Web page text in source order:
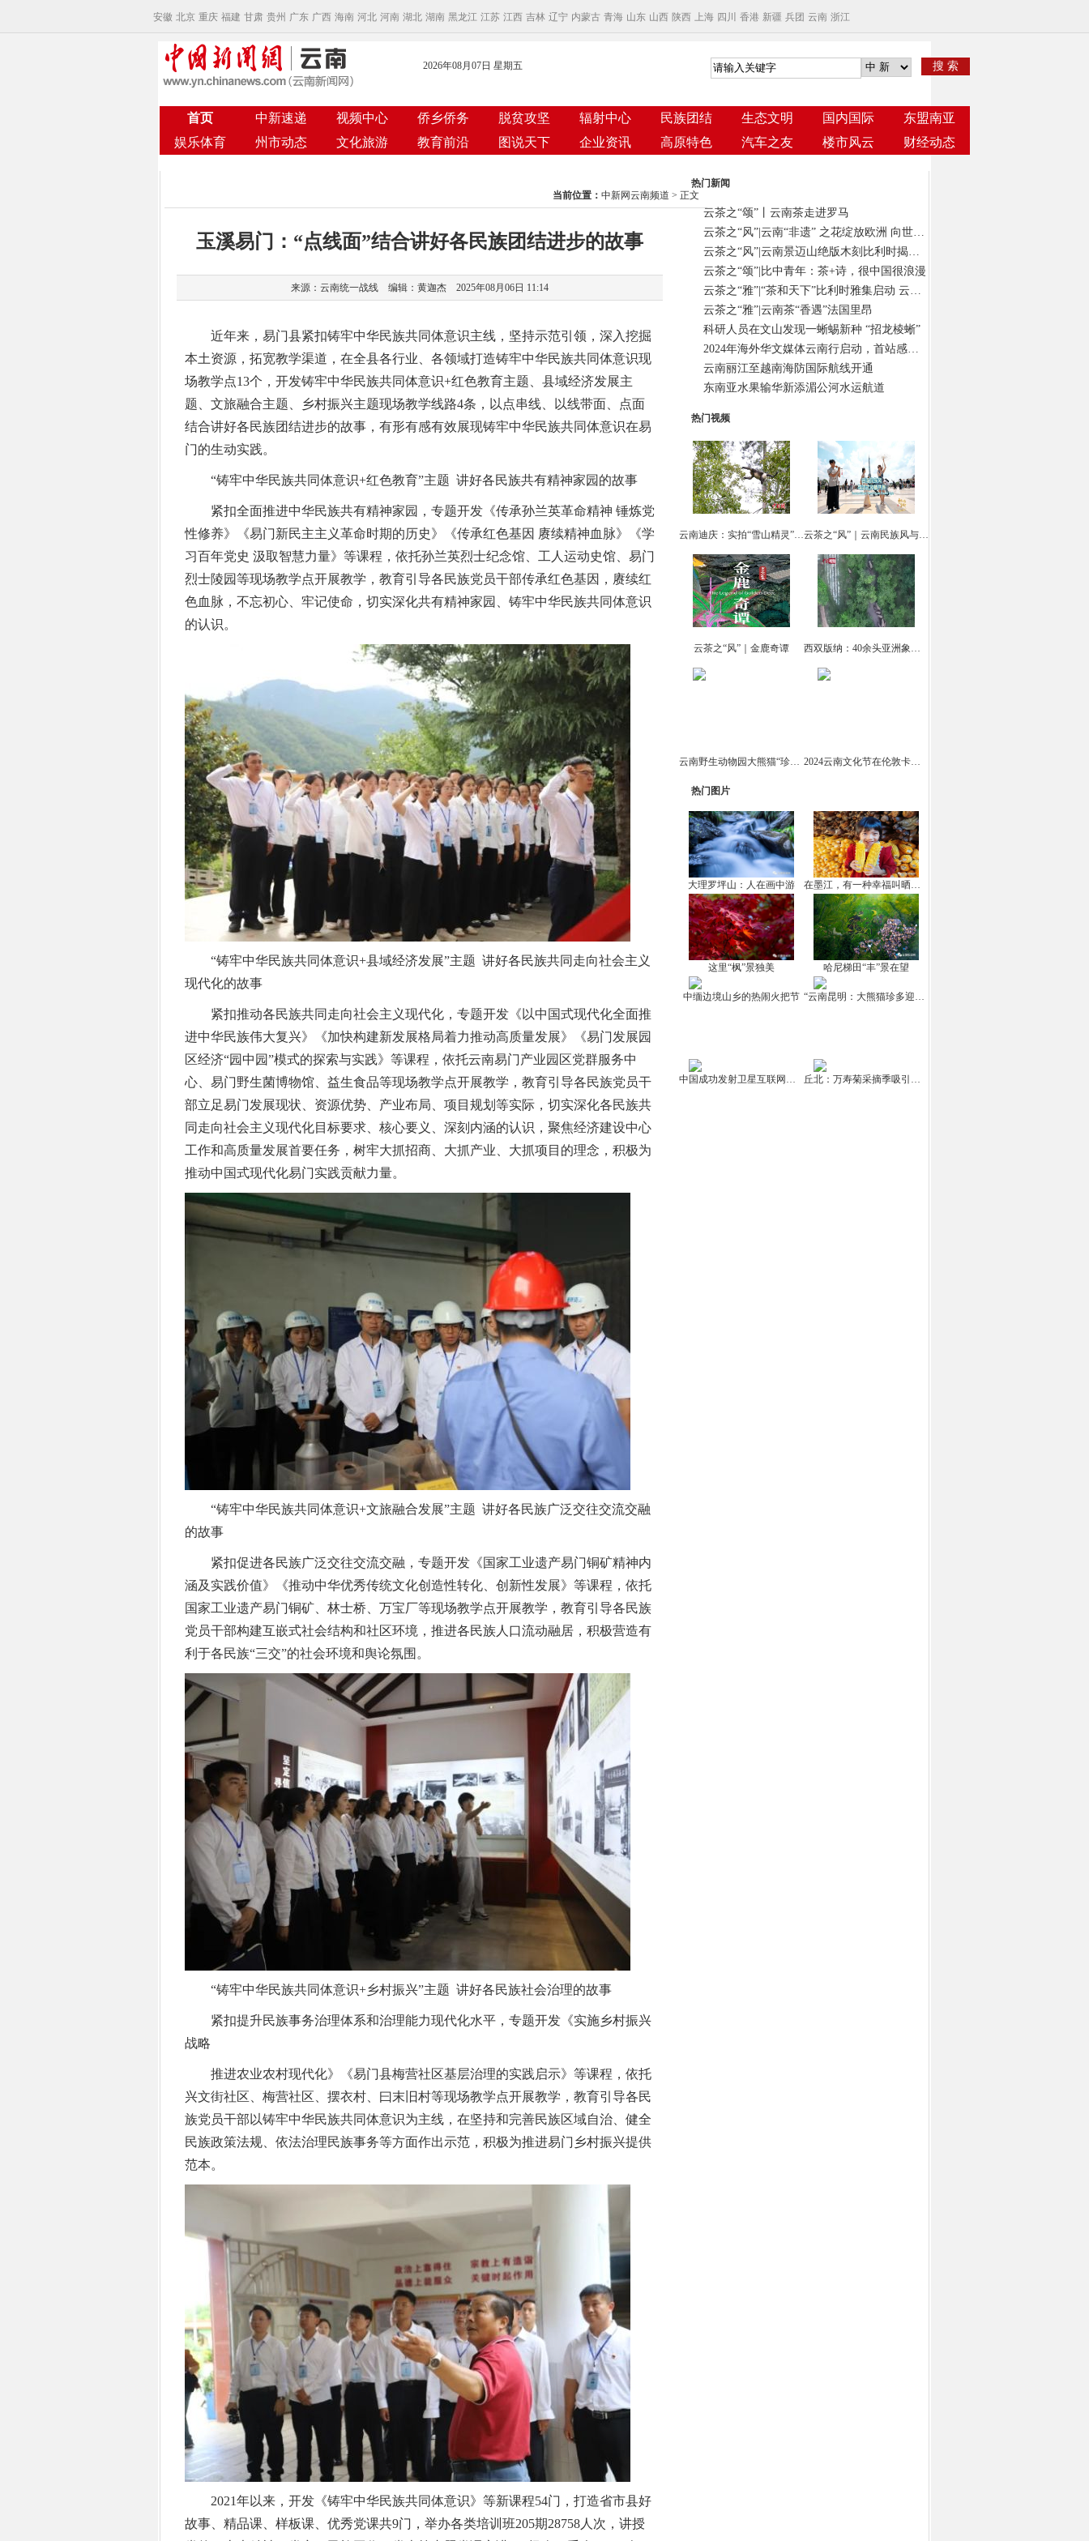
安徽 北京 重庆 福建 甘肃 贵州 广东 广西 海南 河北 河南 湖北 湖南 黑龙江 江苏 江西 吉林 辽宁 内蒙古 青海 山东 山西 陕西 上海 四川 香港 新疆 兵团 云南 浙江
2026年08月07日 星期五 搜 索
首页 中新速递 视频中心 侨乡侨务 脱贫攻坚 辐射中心 民族团结 生态文明 国内国际
东盟南亚
娱乐体育
州市动态 文化旅游 教育前沿 图说天下 企业资讯 高原特色 汽车之友 楼市风云 财经动态
当前位置： 中新网云南频道 > 正文
玉溪易门：“点线面”结合讲好各民族团结进步的故事
来源：云南统一战线 编辑：黄迦杰 2025年08月06日 11:14
近年来，易门县紧扣铸牢中华民族共同体意识主线，坚持示范引领，深入挖掘
本土资源，拓宽教学渠道，在全县各行业、各领域打造铸牢中华民族共同体意识现
场教学点13个，开发铸牢中华民族共同体意识+红色教育主题、县域经济发展主
题、文旅融合主题、乡村振兴主题现场教学线路4条，以点串线、以线带面、点面
结合讲好各民族团结进步的故事，有形有感有效展现铸牢中华民族共同体意识在易
门的生动实践。
“铸牢中华民族共同体意识+红色教育”主题 讲好各民族共有精神家园的故事
紧扣全面推进中华民族共有精神家园，专题开发《传承孙兰英革命精神 锤炼党
性修养》《易门新民主主义革命时期的历史》《传承红色基因 赓续精神血脉》《学
习百年党史 汲取智慧力量》等课程，依托孙兰英烈士纪念馆、工人运动史馆、易门
烈士陵园等现场教学点开展教学，教育引导各民族党员干部传承红色基因，赓续红
色血脉，不忘初心、牢记使命，切实深化共有精神家园、铸牢中华民族共同体意识
的认识。
“铸牢中华民族共同体意识+县域经济发展”主题 讲好各民族共同走向社会主义
现代化的故事
紧扣推动各民族共同走向社会主义现代化，专题开发《以中国式现代化全面推
进中华民族伟大复兴》《加快构建新发展格局着力推动高质量发展》《易门发展园
区经济“园中园”模式的探索与实践》等课程，依托云南易门产业园区党群服务中
心、易门野生菌博物馆、益生食品等现场教学点开展教学，教育引导各民族党员干
部立足易门发展现状、资源优势、产业布局、项目规划等实际，切实深化各民族共
同走向社会主义现代化目标要求、核心要义、深刻内涵的认识，聚焦经济建设中心
工作和高质量发展首要任务，树牢大抓招商、大抓产业、大抓项目的理念，积极为
推动中国式现代化易门实践贡献力量。
“铸牢中华民族共同体意识+文旅融合发展”主题 讲好各民族广泛交往交流交融
的故事
紧扣促进各民族广泛交往交流交融，专题开发《国家工业遗产易门铜矿精神内
涵及实践价值》《推动中华优秀传统文化创造性转化、创新性发展》等课程，依托
国家工业遗产易门铜矿、林士桥、万宝厂等现场教学点开展教学，教育引导各民族
党员干部构建互嵌式社会结构和社区环境，推进各民族人口流动融居，积极营造有
利于各民族“三交”的社会环境和舆论氛围。
“铸牢中华民族共同体意识+乡村振兴”主题 讲好各民族社会治理的故事
紧扣提升民族事务治理体系和治理能力现代化水平，专题开发《实施乡村振兴
战略
推进农业农村现代化》《易门县梅营社区基层治理的实践启示》等课程，依托
兴文街社区、梅营社区、摆衣村、曰末旧村等现场教学点开展教学，教育引导各民
族党员干部以铸牢中华民族共同体意识为主线，在坚持和完善民族区域自治、健全
民族政策法规、依法治理民族事务等方面作出示范，积极为推进易门乡村振兴提供
范本。
2021年以来，开发《铸牢中华民族共同体意识》等新课程54门，打造省市县好
故事、精品课、样板课、优秀党课共9门，举办各类培训班205期28758人次，讲授
热门新闻
云茶之“颂”丨云南茶走进罗马
云茶之“风”|云南“非遗” 之花绽放欧洲 向世界发出“景迈之约”
云茶之“风”|云南景迈山绝版木刻比利时揭幕 以“有形”版画绘“无象”茶意
云茶之“颂”|比中青年：茶+诗，很中国很浪漫
云茶之“雅”|“茶和天下”比利时雅集启动 云南茶在“欧洲心脏”演绎风雅颂
云茶之“雅”|云南茶“香遇”法国里昂
科研人员在文山发现一蜥蜴新种 “招龙棱蜥”
2024年海外华文媒体云南行启动，首站感受春城独特气质
云南丽江至越南海防国际航线开通
东南亚水果输华新添湄公河水运航道
热门视频
云南迪庆：实拍“雪山精灵” 滇金丝猴觅食 云茶之“风”｜云南民族风与法式风情共舞
云茶之“风”｜金鹿奇谭 西双版纳：40余头亚洲象集体“出游戏水”
云南野生动物园大熊猫“珍多”迎来十岁生日 2024云南文化节在伦敦卡姆登市场举办
热门图片
大理罗坪山：人在画中游 在墨江，有一种幸福叫晒秋！
这里“枫”景独美 哈尼梯田“丰”景在望
中缅边境山乡的热闹火把节 “云南昆明：大熊猫珍多迎来10岁生日
中国成功发射卫星互联网高轨卫星 丘北：万寿菊采摘季吸引游客打卡